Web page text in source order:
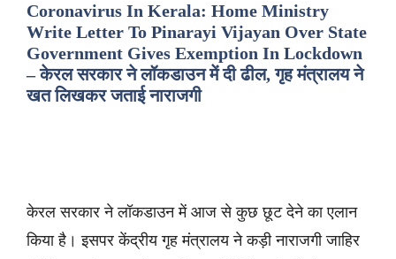
Coronavirus In Kerala: Home Ministry
Write Letter To Pinarayi Vijayan Over State
Government Gives Exemption In Lockdown
– केरल सरकार ने लॉकडाउन में दी ढील, गृह मंत्रालय ने
खत लिखकर जताई नाराजगी
केरल सरकार ने लॉकडाउन में आज से कुछ छूट देने का एलान
किया है। इसपर केंद्रीय गृह मंत्रालय ने कड़ी नाराजगी जाहिर